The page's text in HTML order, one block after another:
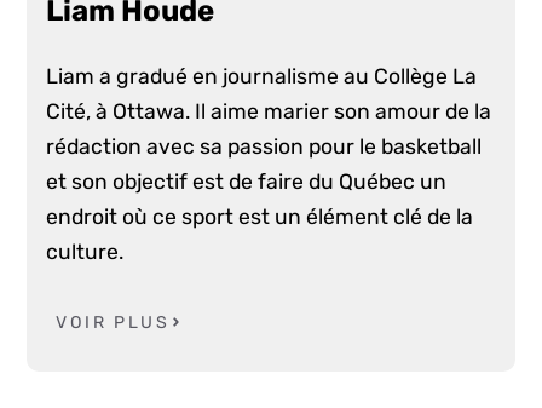
Liam Houde
Liam a gradué en journalisme au Collège La
Cité, à Ottawa. Il aime marier son amour de la
rédaction avec sa passion pour le basketball
et son objectif est de faire du Québec un
endroit où ce sport est un élément clé de la
culture.
VOIR PLUS